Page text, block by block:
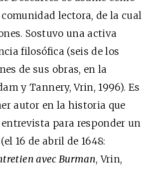
lectora, de la cual
Sostuvo una activa
filosófica (seis de los
de sus obras, en la
y Tannery, Vrin, 1996). Es
autor en la historia que
entrevista para responder un
16 de abril de 1648:
avec Burman, Vrin,